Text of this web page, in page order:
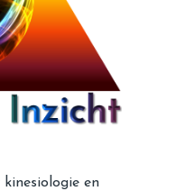
en